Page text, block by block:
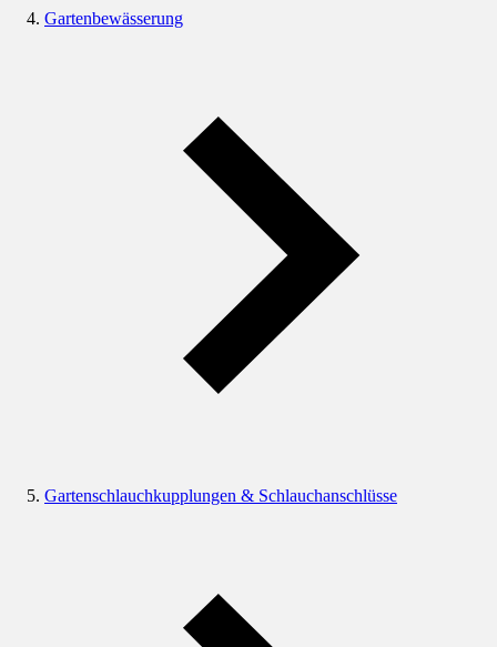
Gartenbewässerung
Gartenschlauchkupplungen & Schlauchanschlüsse